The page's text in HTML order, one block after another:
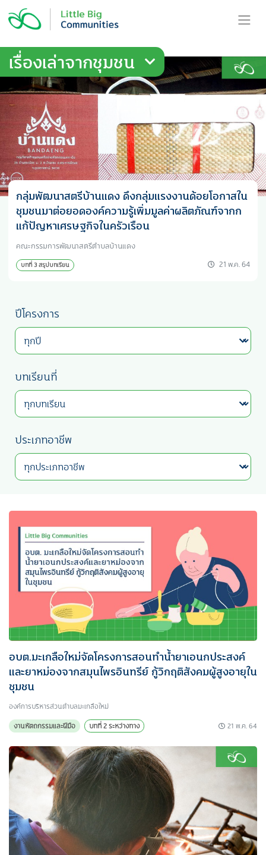
content
เรื่องเล่าจากชุมชน
กลุ่มพัฒนาสตรีบ้านแดง ดึงกลุ่มแรงงานด้อยโอกาสใน
ชุมชนมาต่อยอดองค์ความรู้เพิ่มมูลค่าผลิตภัณฑ์จากก
แก้ปัญหาเศรษฐกิจในครัวเรือน
คณะกรรมการพัฒนาสตรีตำบลบ้านแดง
บทที่ 3 สรุปบทเรียน 21 พ.ค. 64
ปีโครงการ
บทเรียนที่
ประเภทอาชีพ
อบต.มะเกลือใหม่จัดโครงการสอนทำน้ำยาเอนกประสงค์
และยาหม่องจากสมุนไพรอินทรีย์ กู้วิกฤติสังคมผู้สูงอายุใน
ชุมชน
องค์การบริหารส่วนตําบลมะเกลือใหม่
งานหัตถกรรมและฝีมือ
บทที่ 2 ระหว่างทาง 21 พ.ค. 64